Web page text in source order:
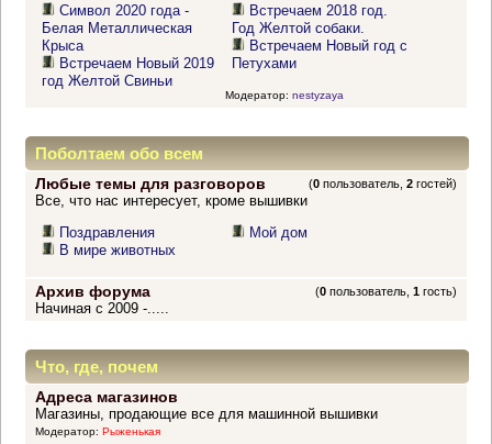
Символ 2020 года -
Белая Металлическая
Крыса
Встречаем Новый 2019
год Желтой Свиньи
Встречаем 2018 год.
Год Желтой собаки.
Встречаем Новый год с
Петухами
Модератор: nestyzaya
Поболтаем обо всем
Любые темы для разговоров (0 пользователь,2 гостей)
Все, что нас интересует, кроме вышивки
Поздравления
В мире животных
Мой дом
Архив форума (0 пользователь,1 гость)
Начиная с 2009 -.....
Что, где, почем
Адреса магазинов
Магазины, продающие все для машинной вышивки
Модератор: Рыженькая